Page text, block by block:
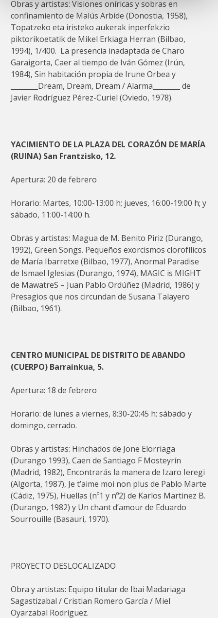
Obras y artistas: Visiones oníricas y sobras en
confinamiento de Malús Arbide (Donostia, 1958),
Topatzeko eta iristeko aukerak inperfekzio
piktorikoetatik de Mikel Erkiaga Herran (Bilbao,
1994), 1/400. La presencia inadaptada de Charo
Garaigorta, Caer al tiempo de Iván Gómez (Irún,
1984), Sin habitación propia de Irune Orbea y
________Dream, Dream, Dream / Alarma________ de
Javier Rodríguez Pérez-Curiel (Oviedo, 1978).
YACIMIENTO DE LA PLAZA DEL CORAZÓN DE MARÍA
(RUINA) San Frantzisko, 12.
Apertura: 20 de febrero
Horario: Martes, 10:00-13:00 h; jueves, 16:00-19:00 h; y
sábado, 11:00-14:00 h.
Obras y artistas: Magua de M. Benito Piriz (Durango,
1992), Green Songs. Pequeños exorcismos clorofílicos
de María Ibarretxe (Bilbao, 1977), Anormal Paradise
de Ismael Iglesias (Durango, 1974), MAGIC is MIGHT
de MawatreS – Juan Pablo Ordúñez (Madrid, 1986) y
Presagios que nos circundan de Susana Talayero
(Bilbao, 1961).
CENTRO MUNICIPAL DE DISTRITO DE ABANDO
(CUERPO) Barrainkua, 5.
Apertura: 18 de febrero
Horario: de lunes a viernes, 8:30-20:45 h; sábado y
domingo, cerrado.
Obras y artistas: Hinchados de Jone Elorriaga
(Durango 1993), Caen de Santiago F Mosteyrín
(Madrid, 1982), Encontrarás la manera de Izaro Ieregi
(Algorta, 1987), Je t’aime moi non plus de Pablo Marte
(Cádiz, 1975), Huellas (nº1 y nº2) de Karlos Martinez B.
(Durango, 1982) y Un chant d’amour de Eduardo
Sourrouille (Basauri, 1970).
PROYECTO DESLOCALIZADO
Obra y artistas: Equipo titular de Ibai Madariaga
Sagastizabal / Cristian Romero García / Miel
Oyarzabal Rodríguez.